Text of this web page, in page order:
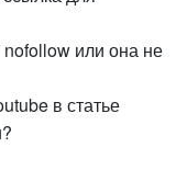
или она не
в статье